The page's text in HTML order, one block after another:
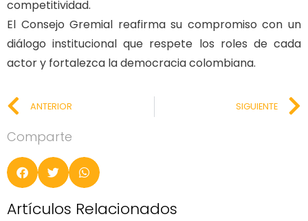
competitividad.
El Consejo Gremial reafirma su compromiso con un
diálogo institucional que respete los roles de cada
actor y fortalezca la democracia colombiana.
ANTERIOR SIGUIENTE
Comparte
Artículos Relacionados